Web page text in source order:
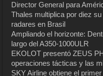
Director General para
Thales multiplica por diez
radares en Brasil
Ampliando el horizonte:
largo del A350-1000ULR
EKOLOT presentó ZEUS
operaciones tácticas y las
SKY Airline obtiene el